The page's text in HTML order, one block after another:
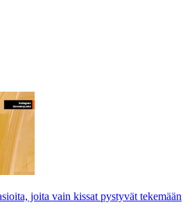
joita vain kissat pystyvät tekemään